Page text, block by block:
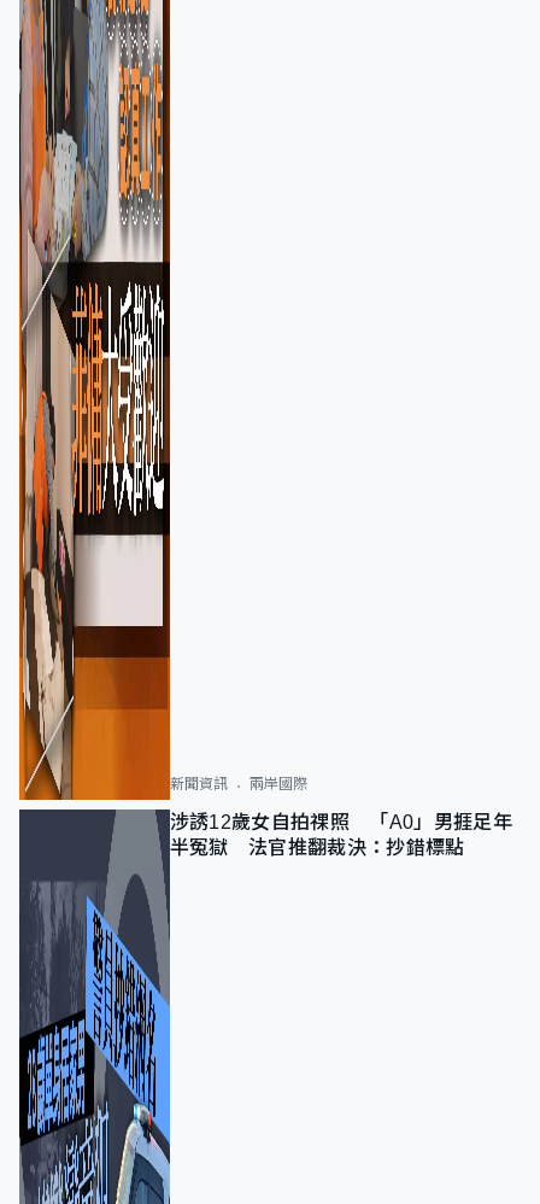
新聞資訊 兩岸國際
涉誘12歲女自拍祼照 「A0」男捱足年
半冤獄 法官推翻裁決：抄錯標點